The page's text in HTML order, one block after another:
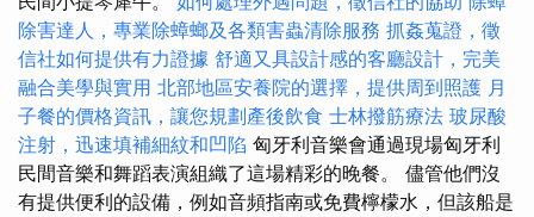
除害達人，專業除蟑螂及各類害蟲清除服務 抓姦蒐證，徵
信社如何提供有力證據 舒適又具設計感的客廳設計，完美
融合美學與實用 北部地區安養院的選擇，提供周到照護 月
子餐的價格資訊，讓您規劃產後飲食 士林撥筋療法 玻尿酸
注射，迅速填補細紋和凹陷 匈牙利音樂會通過現場匈牙利
民間音樂和舞蹈表演組織了這場精彩的晚餐。 儘管他們沒
有提供便利的設備，例如音頻指南或免費檸檬水，但該船是